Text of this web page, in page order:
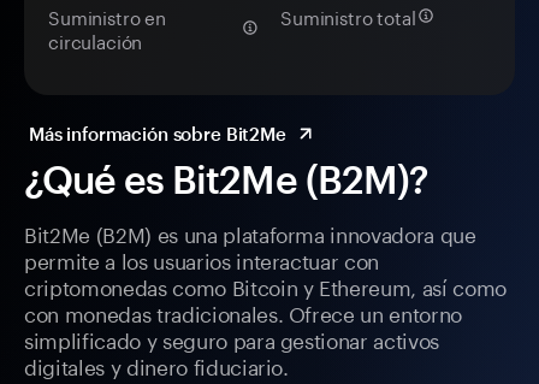
¿Qué es Bit2Me (B2M)?
Bit2Me (B2M) es una plataforma innovadora que
permite a los usuarios interactuar con
criptomonedas como Bitcoin y Ethereum, así como
con monedas tradicionales. Ofrece un entorno
simplificado y seguro para gestionar activos
digitales y dinero fiduciario.
Suministro en
circulación
Suministro total
Más información sobre Bit2Me